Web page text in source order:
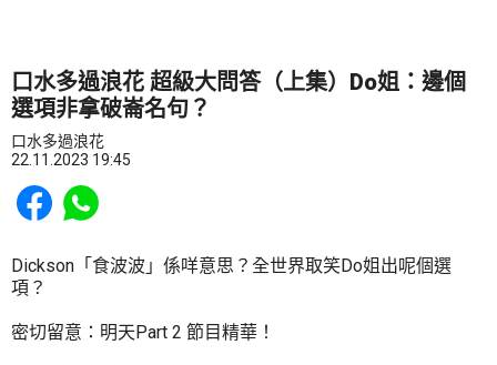
口水多過浪花 超級大問答（上集）Do姐：邊個
選項非拿破崙名句？
口水多過浪花
22.11.2023 19:45
Share to Facebook
Share to WhatsApp
Dickson「食波波」係咩意思？全世界取笑Do姐出呢個選
項？
密切留意：明天Part 2 節目精華！